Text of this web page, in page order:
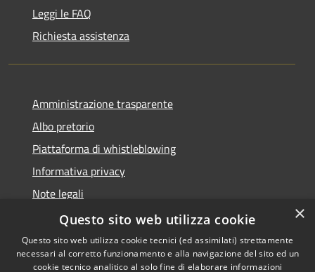
Leggi le FAQ
Richiesta assistenza
Amministrazione trasparente
Albo pretorio
Piattaforma di whistleblowing
Informativa privacy
Note legali
Dichiarazione di accessibilità
×
Questo sito web utilizza cookie
Questo sito web utilizza cookie tecnici (ed assimilati) strettamente
necessari al corretto funzionamento e alla navigazione del sito ed un
cookie tecnico analitico al solo fine di elaborare informazioni